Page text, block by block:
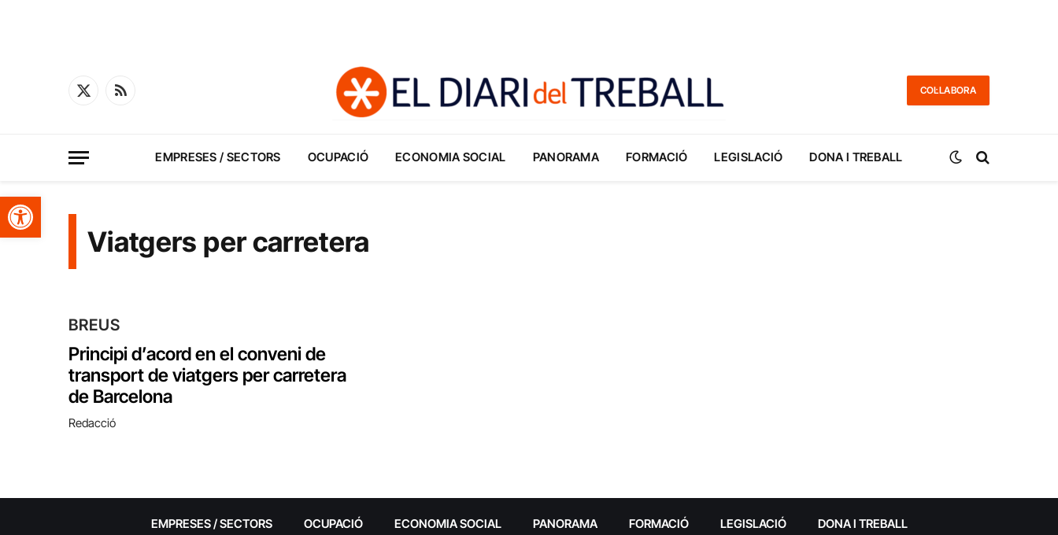
Obre la barra d'eines
X
RSS
COL·LABORA
EMPRESES / SECTORS OCUPACIÓ ECONOMIA SOCIAL PANORAMA FORMACIÓ LEGISLACIÓ DONA I TREBALL
Viatgers per carretera
BREUS
Principi d’acord en el conveni de
transport de viatgers per carretera
de Barcelona
Redacció
EMPRESES / SECTORS OCUPACIÓ ECONOMIA SOCIAL PANORAMA FORMACIÓ LEGISLACIÓ DONA I TREBALL